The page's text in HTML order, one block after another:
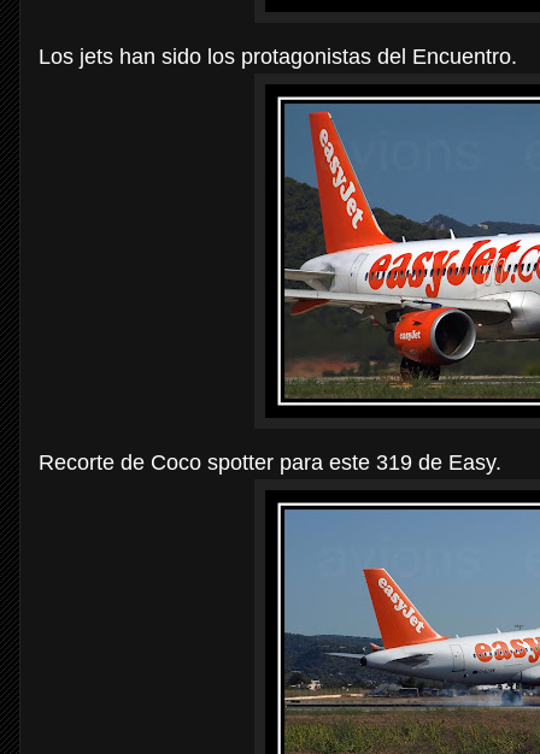
Los jets han sido los protagonistas del Encuentro.
Recorte de Coco spotter para este 319 de Easy.